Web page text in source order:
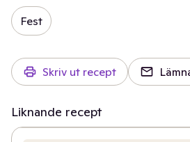
Fest
Skriv ut recept
Liknande recept